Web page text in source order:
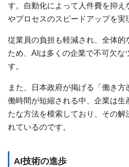
す。自動化によって人件費を抑え
やプロセスのスピードアップを実
従業員の負担も軽減され、全体的
ため、AIは多くの企業で不可欠な
す。
また、日本政府が掲げる「働き
働時間が短縮される中、企業は生
たな方法を模索しており、その解
れているのです。
AI技術の進歩